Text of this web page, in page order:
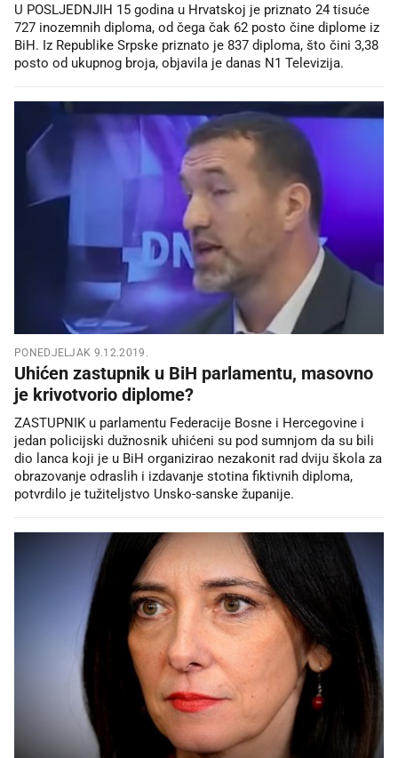
U POSLJEDNJIH 15 godina u Hrvatskoj je priznato 24 tisuće
727 inozemnih diploma, od čega čak 62 posto čine diplome iz
BiH. Iz Republike Srpske priznato je 837 diploma, što čini 3,38
posto od ukupnog broja, objavila je danas N1 Televizija.
PONEDJELJAK 9.12.2019.
Uhićen zastupnik u BiH parlamentu, masovno
je krivotvorio diplome?
ZASTUPNIK u parlamentu Federacije Bosne i Hercegovine i
jedan policijski dužnosnik uhićeni su pod sumnjom da su bili
dio lanca koji je u BiH organizirao nezakonit rad dviju škola za
obrazovanje odraslih i izdavanje stotina fiktivnih diploma,
potvrdilo je tužiteljstvo Unsko-sanske županije.